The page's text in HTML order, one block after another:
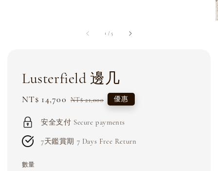
1 /5
Lusterfield 邊几
Sale
NT$ 14,700 Regular
NT$ 21,000 優惠
安全支付 Secure payments
7天鑑賞期 7 Days Free Return
數量